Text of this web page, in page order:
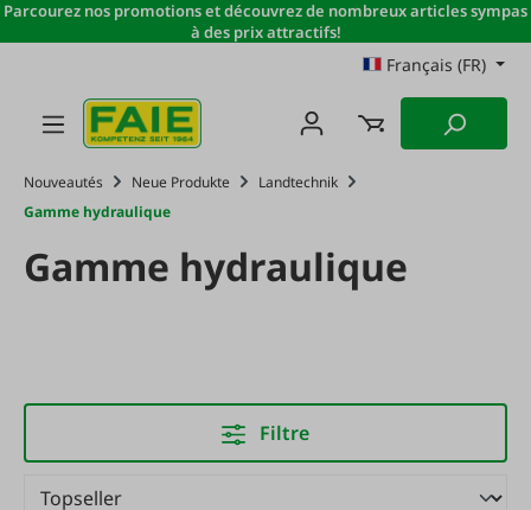
Passer au contenu principal
Parcourez nos promotions et découvrez de nombreux articles sympas
à des prix attractifs!
Français (FR)
Nouveautés Neue Produkte
Landtechnik
Gamme hydraulique
Gamme hydraulique
Filtre